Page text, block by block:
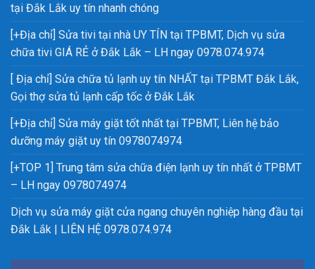
tại Đắk Lắk uy tín nhanh chóng
[+Địa chỉ] Sửa tivi tại nhà UY TÍN tại TPBMT, Dịch vụ sửa
chữa tivi GIÁ RẺ ở Đắk Lắk – LH ngay 0978.074.974
[ Địa chỉ] Sửa chữa tủ lạnh uy tín NHẤT tại TPBMT Đắk Lắk,
Gọi thợ sửa tủ lạnh cấp tốc ở Đắk Lắk
[+Địa chỉ] Sửa máy giặt tốt nhất tại TPBMT, Liên hệ bảo
dưỡng máy giặt uy tín 0978074974
[+TOP 1] Trung tâm sửa chữa điện lạnh uy tín nhất ở TPBMT
– LH ngay 0978074974
Dịch vụ sửa máy giặt cửa ngang chuyên nghiệp hàng đầu tại
Đắk Lắk | LIÊN HỆ 0978.074.974